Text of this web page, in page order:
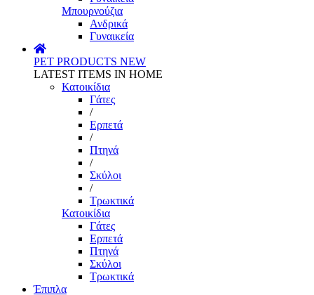
Μπουρνούζια
Ανδρικά
Γυναικεία
PET PRODUCTS NEW
LATEST ITEMS IN HOME
Κατοικίδια
Γάτες
/
Ερπετά
/
Πτηνά
/
Σκύλοι
/
Τρωκτικά
Κατοικίδια
Γάτες
Ερπετά
Πτηνά
Σκύλοι
Τρωκτικά
Έπιπλα